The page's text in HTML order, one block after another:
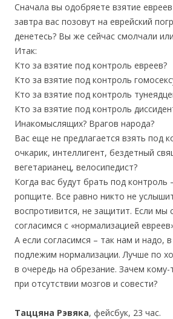
Сначала вы одобряете взятие
завтра вас позовут на еврейский
денетесь? Вы же сейчас смолчали
Итак:
Кто за взятие под контроль евреев?
Кто за взятие под контроль
Кто за взятие под контроль
Кто за взятие под контроль
Инакомыслящих? Врагов народа?
Вас еще не предлагается взять под
очкарик, интеллигент, бездетный
вегетарианец, велосипедист?
Когда вас будут брать под контроль
ропщите. Все равно никто не
воспротивится, не защитит. Если мы
согласимся с «нормализацией
А если согласимся – так нам и надо,
подлежим нормализации. Лучше по
в очередь на обрезание. Зачем кому-
при отсутствии мозгов и совести?
Таццяна Рэвяка, фейсбук, 23 час.